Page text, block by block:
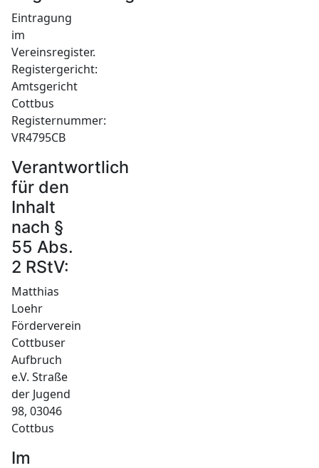
Eintragung
im
Vereinsregister.
Registergericht:
Amtsgericht
Cottbus
Registernummer:
VR4795CB
Verantwortlich
für den
Inhalt
nach §
55 Abs.
2 RStV:
Matthias
Loehr
Förderverein
Cottbuser
Aufbruch
e.V. Straße
der Jugend
98, 03046
Cottbus
Im